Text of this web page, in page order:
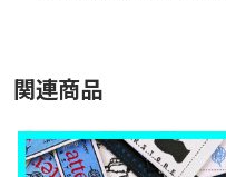
関連商品